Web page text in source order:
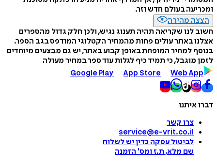
בעולם חדש וזר.
מהירה
לנו שקריאה תהיה תענוג נגיש, ולכן חלק גדול מהספרים
באתר עולים פחות מהמחיר הקטלוגי המודפס בגב הספר.
למחיר המופחת באופן קבוע באתר, יש גם מבצעים מיוחדים
מוגבל, כי תמיד כיף לגלות עוד ספר במחיר מעולה
Google Play
App Store Web
צרו קשר
service@e-vrit.co.il
לביטול עסקה כדין יש לשלוח
שם מלא, ת.ז ומס'הזמנה